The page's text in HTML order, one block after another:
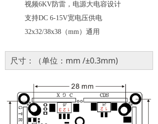
视频6KV防雷，电源大电容设计
支持DC 6-15V宽电压供电
32x32/38x38（mm）通用
尺寸：（单位：mm /±0.3mm)